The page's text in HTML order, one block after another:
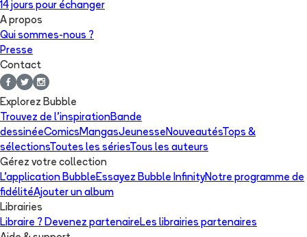
14 jours pour échanger
A propos
Qui sommes-nous ?
Presse
Contact
Explorez Bubble
Trouvez de l'inspirationBande
dessinéeComicsMangasJeunesseNouveautésTops &
sélectionsToutes les sériesTous les auteurs
Gérez votre collection
L'application BubbleEssayez Bubble InfinityNotre programme de
fidélitéAjouter un album
Librairies
Libraire ? Devenez partenaireLes librairies partenaires